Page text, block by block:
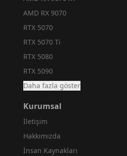
AMD RX 9070
RTX 5070
RTX 5070 Ti
RTX 5080
RTX 5090
Daha fazla göster
Kurumsal
İletişim
Hakkımızda
İnsan Kaynakları